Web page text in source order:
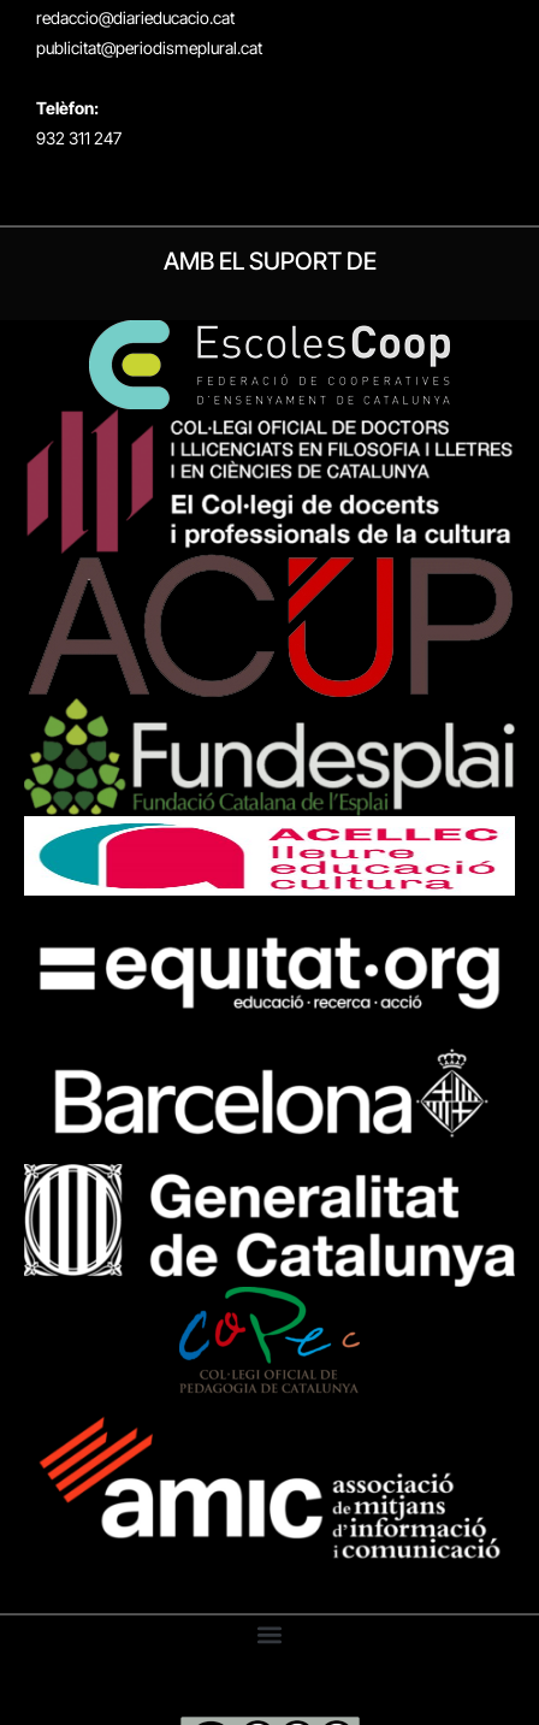
redaccio@diarieducacio.cat
publicitat@periodismeplural.cat
Telèfon:
932 311 247
AMB EL SUPORT DE